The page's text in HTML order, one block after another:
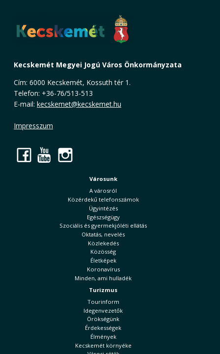
Kecskemét Megyei Jogú Város Önkormányzata
Cím: 6000 Kecskemét, Kossuth tér 1.
Telefon: +36-76/513-513
E-mail: kecskemet@kecskemet.hu
Impresszum
Facebook
YouTube
Városunk
A városról
Közérdekű telefonszámok
Ügyintézés
Egészségügy
Szociális és gyermekjóléti ellátás
Oktatás, nevelés
Közlekedés
Közösség
Életképek
Koronavírus
Minden, ami hulladék
Turizmus
Tourinform
Idegenvezetők
Örökségünk
Érdekességek
Élmények
Kecskemét környéke